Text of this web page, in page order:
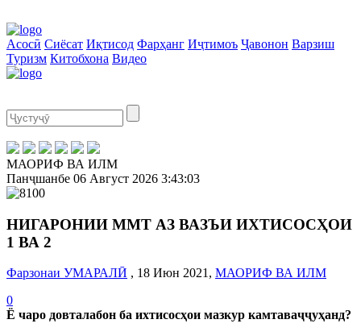
Асосӣ Сиёсат Иқтисод Фарҳанг Иҷтимоъ Ҷавонон Варзиш
Туризм Китобхона Видео
МАОРИФ ВА ИЛМ
Панҷшанбе 06 Август 2026 3:43:03
НИГАРОНИИ ММТ АЗ ВАЗЪИ ИХТИСОСҲОИ
1 ВА 2
Фарзонаи УМАРАЛӢ , 18 Июн 2021, МАОРИФ ВА ИЛМ
0
Ё чаро довталабон ба ихтисосҳои мазкур камтаваҷҷуҳанд?